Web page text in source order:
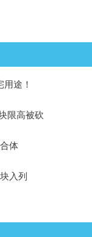
途！
限高被砍
体
入列